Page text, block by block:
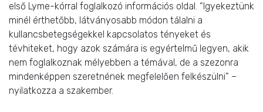
első Lyme-kórral foglalkozó információs oldal. “Igyekeztünk
minél érthetőbb, látványosabb módon tálalni a
kullancsbetegségekkel kapcsolatos tényeket és
tévhiteket, hogy azok számára is egyértelmű legyen, akik
nem foglalkoznak mélyebben a témával, de a szezonra
mindenképpen szeretnének megfelelően felkészülni” –
nyilatkozza a szakember.